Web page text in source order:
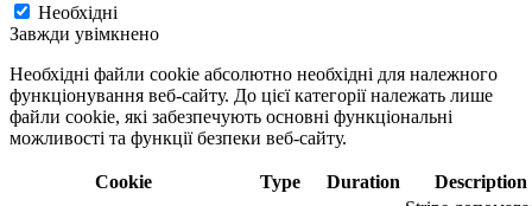
Необхідні
Завжди увімкнено
Необхідні файли cookie абсолютно необхідні для належного
функціонування веб-сайту. До цієї категорії належать лише
файли cookie, які забезпечують основні функціональні
можливості та функції безпеки веб-сайту.
Cookie Type Duration Description